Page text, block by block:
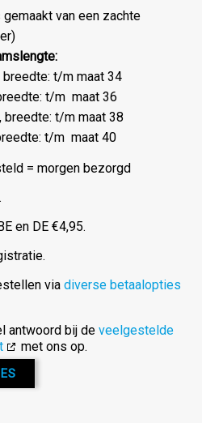
van een zachte
breedte: t/m maat 34
t/m maat 36
t/m maat 38
t/m maat 40
= morgen bezorgd
en DE €4,95.
via diverse betaalopties
antwoord bij de veelgestelde
met ons op.